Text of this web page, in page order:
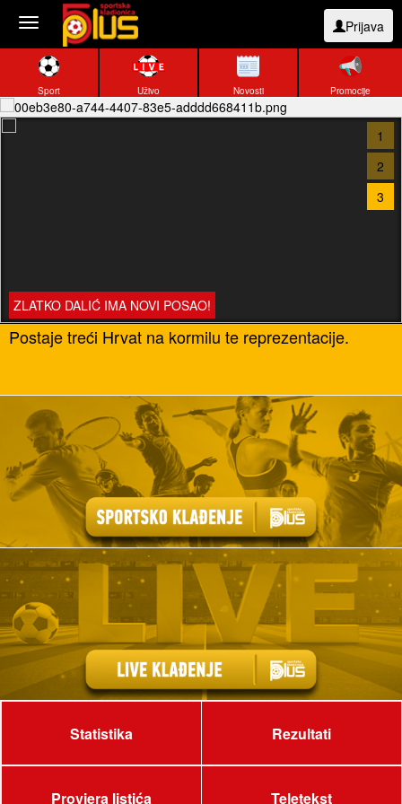
Toggle
navigation
Prijava
Sport Uživo Novosti Promocije
ZLATKO DALIĆ IMA NOVI POSAO!
Postaje treći Hrvat na kormilu te reprezentacije.
1
2
3
Rezultati
Statistika
Teletekst
Provjera listića